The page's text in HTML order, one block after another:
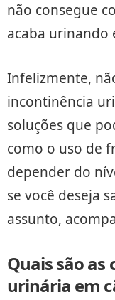
não consegue
acaba urinando
Infelizmente,
incontinência
soluções que
como o uso de
depender do
se você deseja
assunto,
Quais são as
urinária em